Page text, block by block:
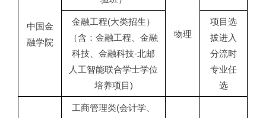
中国金
融学院
物理
金融工程(大类招生）
（含：金融工程、金融
科技、金融科技-北邮
人工智能联合学士学位
培养项目)
项目选
拔进入
分流时
专业任
选
工商管理类(会计学、